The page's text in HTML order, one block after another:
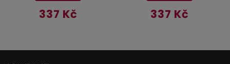
337 Kč 337 Kč